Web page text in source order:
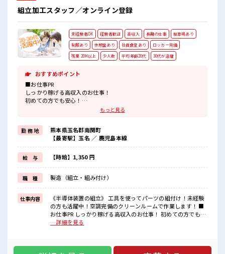
組立加工スタッフ／オンライン登録
未経験者OK 経験者歓迎 高収入 長期の仕事
駐車場あり
制服あり
休憩室あり 社員食堂あり
ロッカー完備
残業 20H以上
少人数 平均年齢20代 30代が活躍
おすすめポイント
■お仕事PR
しっかり稼げる高収入のお仕事！
初めての方でも安心！
担当がしっかりバックアップします。
・高収入で働きたい方。
・担当者のサポートが必要な方。
≪残業で収入アップ≫
高収入を希望される方にオススメ。
残業は月20時間以上あります♪
≪動きやすい制服アリ≫
制服があるので、
毎日の服装の悩み解消♪
■職場の雰囲気
“コジンマリ”が好きな方にもお勧め！！
少人数の職場です♪
活気あふれる20代・30代活躍中の職場です☆
もっと見る
勤 務 地
熊本県玉名郡南関町
【最寄駅】玉名 ／ 鹿児島本線
給 与 【時給】1,350 円
職 種 製造（組立・組み付け）
仕事内容
《半導体装置の組立》 工具を使ってパーツの組付け！未経験
の方も活躍中！空調完備のクリーンルームで作業します！ ■
お仕事PR しっかり稼げる高収入のお仕事！ 初めての方でも安
心！ 担当がしっかりバックアップします。 ≪こんな方にオス
メ。 残業は月20時間以上あります♪ ≪動きやすい制服アリ≫
…詳細を見る